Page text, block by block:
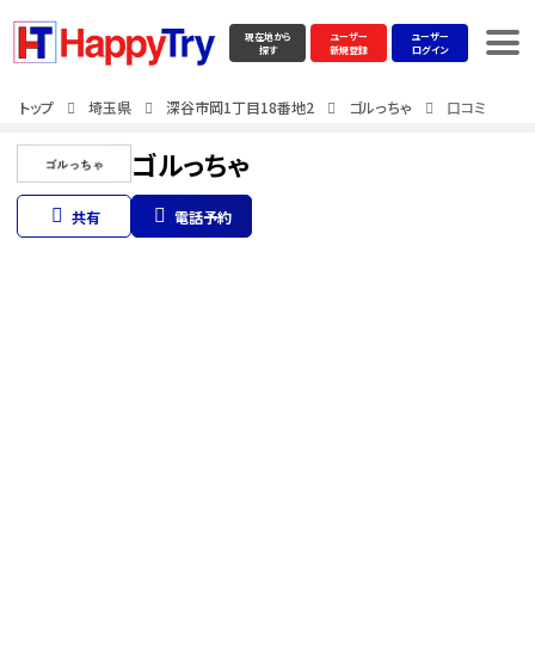
現在地から
探す
ユーザー
新規登録
ユーザー
ログイン
トップ 埼玉県 深谷市岡1丁目18番地2 ゴルっちゃ 口コミ
ゴルっちゃ
共有 電話予約